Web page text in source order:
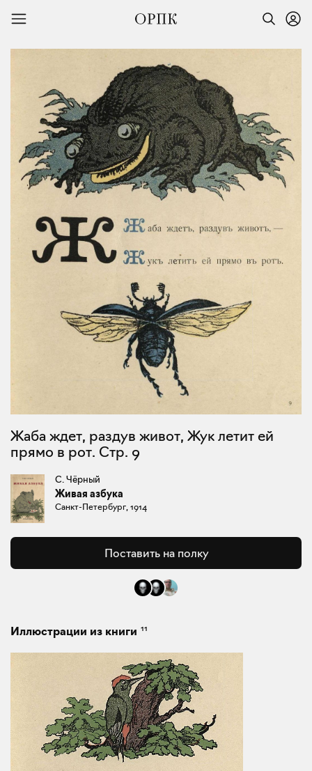
Жаба ждет, раздув живот, Жук летит ей
прямо в рот. Стр. 9
С. Чёрный
Живая азбука
Санкт-Петербург, 1914
Поставить на полку
Иллюстрации из книги 11